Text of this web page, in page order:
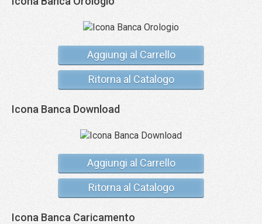
Aggiungi al Carrello
Ritorna al Catalogo
Icona Banca Download
Aggiungi al Carrello
Ritorna al Catalogo
Icona Banca Caricamento